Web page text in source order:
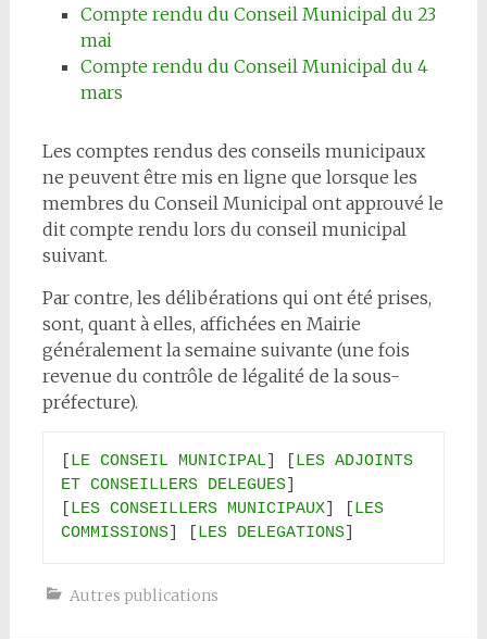
Compte rendu du Conseil Municipal du 23
mai
Compte rendu du Conseil Municipal du 4
mars
Les comptes rendus des conseils municipaux
ne peuvent être mis en ligne que lorsque les
membres du Conseil Municipal ont approuvé le
dit compte rendu lors du conseil municipal
suivant.
Par contre, les délibérations qui ont été prises,
sont, quant à elles, affichées en Mairie
généralement la semaine suivante (une fois
revenue du contrôle de légalité de la sous-
préfecture).
LE CONSEIL MUNICIPAL
LES ADJOINTS
ET CONSEILLERS DELEGUES]
LES CONSEILLERS MUNICIPAUX] [ LES
COMMISSIONS] [ LES DELEGATIONS]
Autres publications